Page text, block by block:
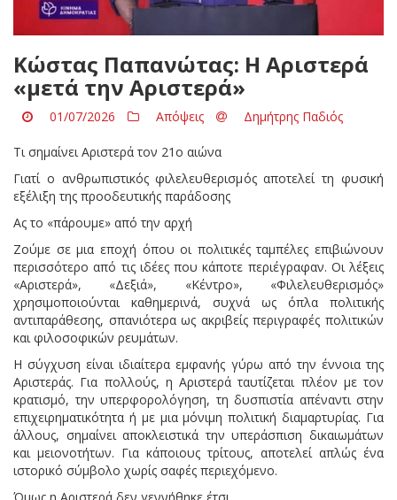
Κώστας Παπανώτας: Η Αριστερά
«μετά την Αριστερά»
01/07/2026 Απόψεις Δημήτρης Παδιός
Τι σημαίνει Αριστερά τον 21ο αιώνα
Γιατί ο ανθρωπιστικός φιλελευθερισμός αποτελεί τη φυσική
εξέλιξη της προοδευτικής παράδοσης
Ας το «πάρουμε» από την αρχή
Ζούμε σε μια εποχή όπου οι πολιτικές ταμπέλες επιβιώνουν
περισσότερο από τις ιδέες που κάποτε περιέγραφαν. Οι λέξεις
«Αριστερά», «Δεξιά», «Κέντρο», «Φιλελευθερισμός»
χρησιμοποιούνται καθημερινά, συχνά ως όπλα πολιτικής
αντιπαράθεσης, σπανιότερα ως ακριβείς περιγραφές πολιτικών
και φιλοσοφικών ρευμάτων.
Η σύγχυση είναι ιδιαίτερα εμφανής γύρω από την έννοια της
Αριστεράς. Για πολλούς, η Αριστερά ταυτίζεται πλέον με τον
κρατισμό, την υπερφορολόγηση, τη δυσπιστία απέναντι στην
επιχειρηματικότητα ή με μια μόνιμη πολιτική διαμαρτυρίας. Για
άλλους, σημαίνει αποκλειστικά την υπεράσπιση δικαιωμάτων
και μειονοτήτων. Για κάποιους τρίτους, αποτελεί απλώς ένα
ιστορικό σύμβολο χωρίς σαφές περιεχόμενο.